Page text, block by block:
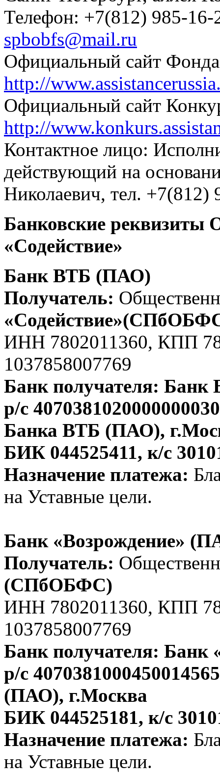
Телефон: +7(812) 985-
spbobfs@mail.ru
Официальный сайт
http://
Официальный сайт
http://
Контактное лицо:
действующий на
Николаевич, тел. +7(812)
Банковские реквизиты
«Содействие»
Банк ВТБ (ПАО)
Получатель:
ИНН 7802011360, КПП
1037858007769
Банк получателя:
р/с
Банка ВТБ (ПАО),
БИК 044525411, к/с
Назначение платежа:
на Уставные цели.
Банк «Возрождение»
Получатель:
(СПбОБФС)
ИНН 7802011360, КПП
1037858007769
Банк получателя:
р/с
(ПАО), г.Москва
БИК 044525181, к/с
Назначение платежа:
на Уставные цели.